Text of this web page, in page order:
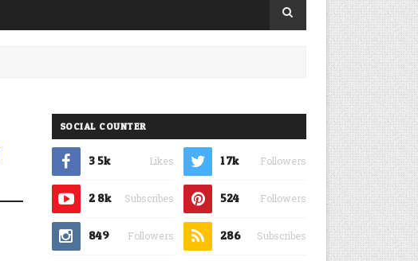
SOCIAL COUNTER
3.5k Likes 1.7k Followers
2.8k Subscribes 524 Followers
849 Followers 286 Subscribes